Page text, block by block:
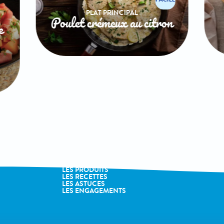
PLAT PRINCIPAL
Poulet crémeux au citron
LES PRODUITS
LES RECETTES
LES ASTUCES
LES ENGAGEMENTS